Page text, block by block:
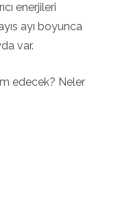
enerjileri
ayı boyunca
var.
edecek? Neler